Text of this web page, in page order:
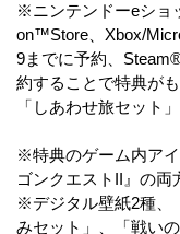
※ニンテンドーeショ
on™Store、Xbox/
9までに予約、
約することで特典が
「しあわせ旅セット
※特典のゲーム内ア
ゴンクエストII』の両
※デジタル壁紙2種、
みセット」、「戦い